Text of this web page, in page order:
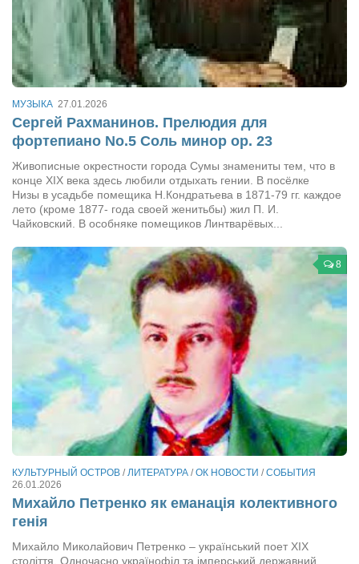
МУЗЫКА 27.01.2026
Сергей Рахманинов. Прелюдия для
фортепиано No.5 Соль минор op. 23
Живописные окрестности города Сумы знамениты тем, что в
конце XIX века здесь любили отдыхать гении. В посёлке
Низы в усадьбе помещика Н.Кондратьева в 1871-79 гг. каждое
лето (кроме 1877- года своей женитьбы) жил П. И.
Чайковский. В особняке помещиков Линтварёвых...
8
КУЛЬТУРНЫЙ ОСТРОВ /ЛИТЕРАТУРА /ОК НОВОСТИ /СОБЫТИЯ
26.01.2026
Михайло Петренко як еманація колективного
генія
Михайло Миколайович Петренко – український поет ХІХ
століття. Одночасно українофіл та імперський державний